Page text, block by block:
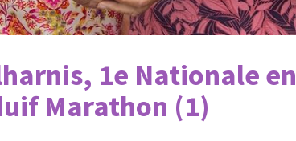
1e Nationale en
Marathon (1)